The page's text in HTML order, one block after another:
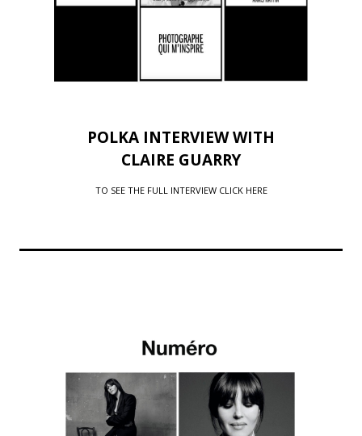
POLKA INTERVIEW WITH
CLAIRE GUARRY
TO SEE THE FULL INTERVIEW CLICK HERE